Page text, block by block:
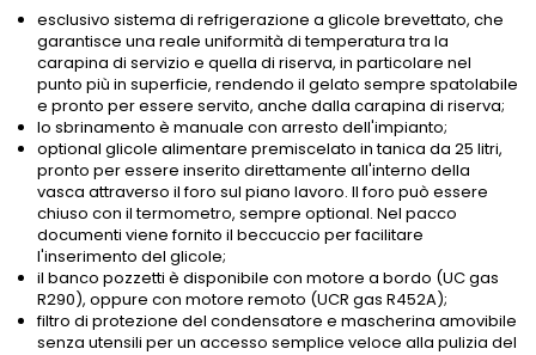
esclusivo sistema di refrigerazione a glicole brevettato, che
garantisce una reale uniformità di temperatura tra la
carapina di servizio e quella di riserva, in particolare nel
punto più in superficie, rendendo il gelato sempre spatolabile
e pronto per essere servito, anche dalla carapina di riserva;
lo sbrinamento è manuale con arresto dell'impianto;
optional glicole alimentare premiscelato in tanica da 25 litri,
pronto per essere inserito direttamente all'interno della
vasca attraverso il foro sul piano lavoro. Il foro può essere
chiuso con il termometro, sempre optional. Nel pacco
documenti viene fornito il beccuccio per facilitare
l'inserimento del glicole;
il banco pozzetti è disponibile con motore a bordo (UC gas
R290), oppure con motore remoto (UCR gas R452A);
filtro di protezione del condensatore e mascherina amovibile
senza utensili per un accesso semplice veloce alla pulizia del